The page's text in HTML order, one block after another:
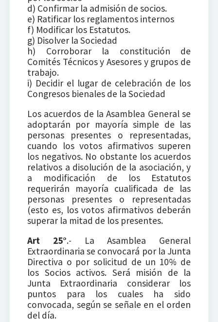
d) Confirmar la admisión de socios.
e) Ratificar los reglamentos internos
f) Modificar los Estatutos.
g) Disolver la Sociedad
h) Corroborar la constitución de
Comités Técnicos y Asesores y grupos de
trabajo.
i) Decidir el lugar de celebración de los
Congresos bienales de la Sociedad
Los acuerdos de la Asamblea General se
adoptarán por mayoría simple de las
personas presentes o representadas,
cuando los votos afirmativos superen
los negativos. No obstante los acuerdos
relativos a disolución de la asociación, y
a modificación de los Estatutos
requerirán mayoría cualificada de las
personas presentes o representadas
(esto es, los votos afirmativos deberán
superar la mitad de los presentes.
Art 25°.- La Asamblea General
Extraordinaria se convocará por la Junta
Directiva o por solicitud de un 10% de
los Socios activos. Será misión de la
Junta Extraordinaria considerar los
puntos para los cuales ha sido
convocada, según se señale en el orden
del día.